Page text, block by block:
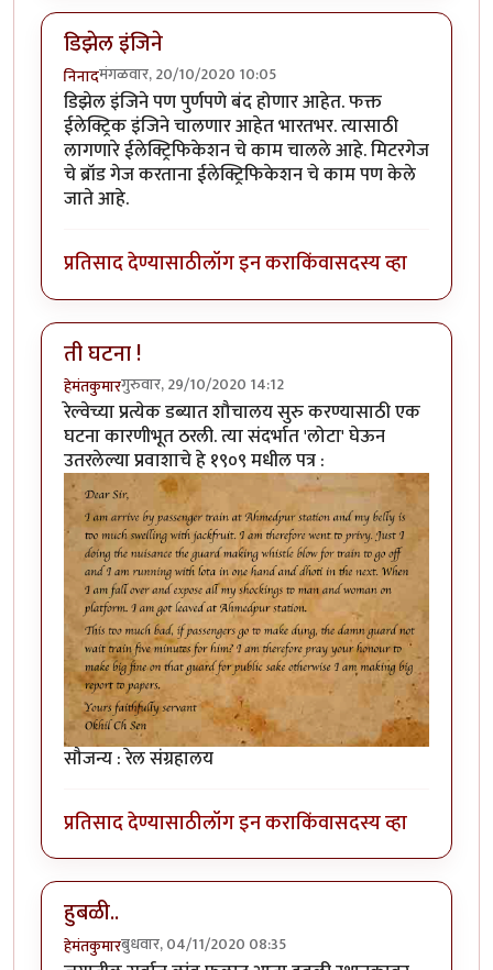
डिझेल इंजिने
निनादमंगळवार, 20/10/2020 10:05
डिझेल इंजिने पण पुर्णपणे बंद होणार आहेत. फक्त
ईलेक्ट्रिक इंजिने चालणार आहेत भारतभर. त्यासाठी
लागणारे ईलेक्ट्रिफिकेशन चे काम चालले आहे. मिटरगेज
चे ब्रॉड गेज करताना ईलेक्ट्रिफिकेशन चे काम पण केले
जाते आहे.
प्रतिसाद देण्यासाठीलॉग इन कराकिंवासदस्य व्हा
ती घटना !
हेमंतकुमारगुरुवार, 29/10/2020 14:12
रेल्वेच्या प्रत्येक डब्यात शौचालय सुरु करण्यासाठी एक
घटना कारणीभूत ठरली. त्या संदर्भात 'लोटा' घेऊन
उतरलेल्या प्रवाशाचे हे १९०९ मधील पत्र :
सौजन्य : रेल संग्रहालय
प्रतिसाद देण्यासाठीलॉग इन कराकिंवासदस्य व्हा
हुबळी..
हेमंतकुमारबुधवार, 04/11/2020 08:35